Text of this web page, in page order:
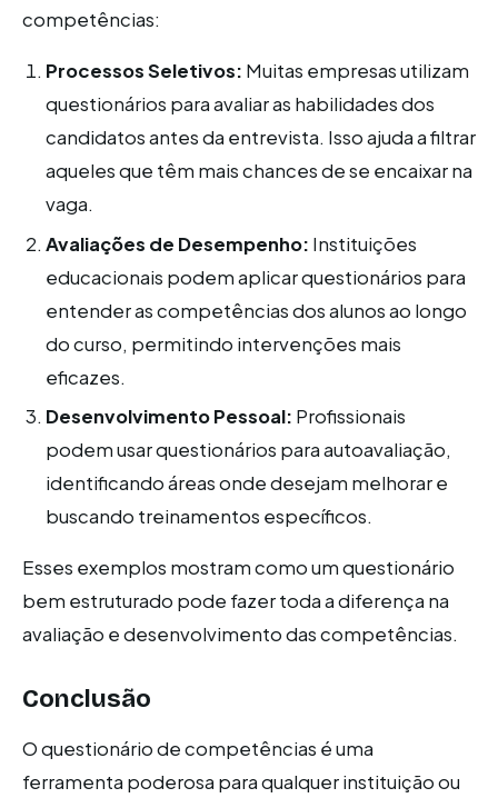
competências:
Processos Seletivos: Muitas empresas utilizam
questionários para avaliar as habilidades dos
candidatos antes da entrevista. Isso ajuda a filtrar
aqueles que têm mais chances de se encaixar na
vaga.
Avaliações de Desempenho: Instituições
educacionais podem aplicar questionários para
entender as competências dos alunos ao longo
do curso, permitindo intervenções mais
eficazes.
Desenvolvimento Pessoal: Profissionais
podem usar questionários para autoavaliação,
identificando áreas onde desejam melhorar e
buscando treinamentos específicos.
Esses exemplos mostram como um questionário
bem estruturado pode fazer toda a diferença na
avaliação e desenvolvimento das competências.
Conclusão
O questionário de competências é uma
ferramenta poderosa para qualquer instituição ou